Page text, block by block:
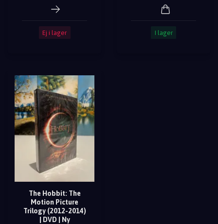
Ej i lager I lager
The Hobbit: The
Motion Picture
Trilogy (2012-2014)
| DVD | Ny